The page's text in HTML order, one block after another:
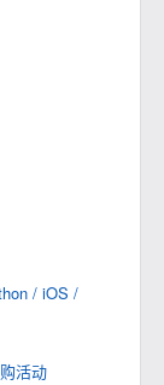
/ iOS /
活动